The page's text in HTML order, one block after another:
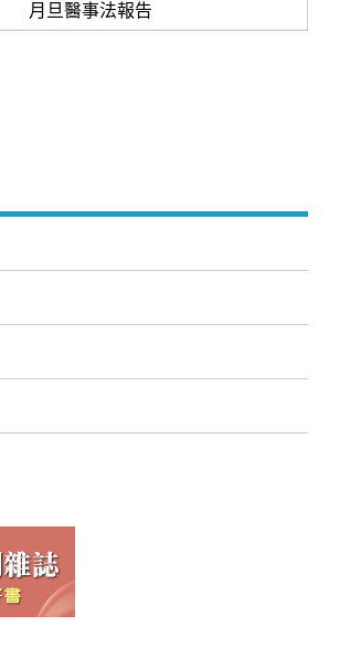
月旦醫事法報告